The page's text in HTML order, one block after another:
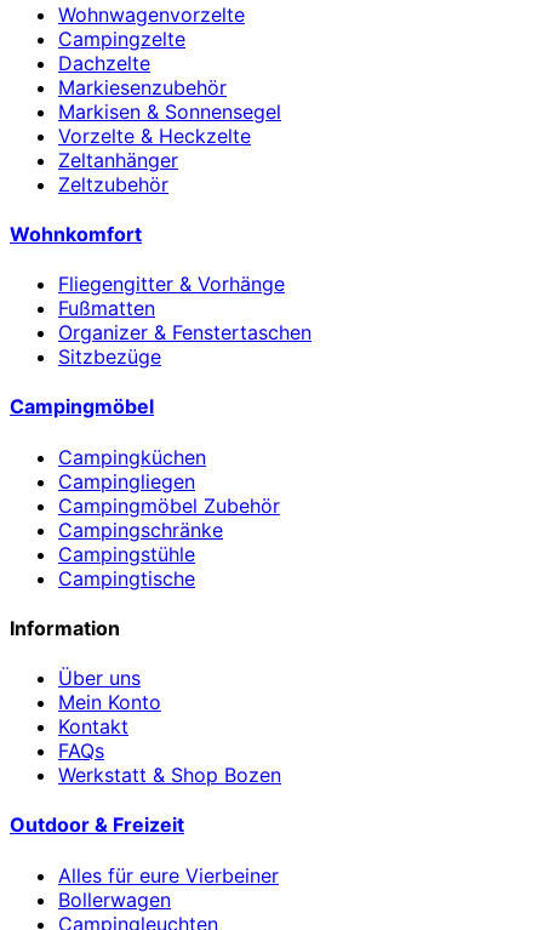
Wohnwagenvorzelte
Campingzelte
Dachzelte
Markiesenzubehör
Markisen & Sonnensegel
Vorzelte & Heckzelte
Zeltanhänger
Zeltzubehör
Wohnkomfort
Fliegengitter & Vorhänge
Fußmatten
Organizer & Fenstertaschen
Sitzbezüge
Campingmöbel
Campingküchen
Campingliegen
Campingmöbel Zubehör
Campingschränke
Campingstühle
Campingtische
Information
Über uns
Mein Konto
Kontakt
FAQs
Werkstatt & Shop Bozen
Outdoor & Freizeit
Alles für eure Vierbeiner
Bollerwagen
Campingleuchten